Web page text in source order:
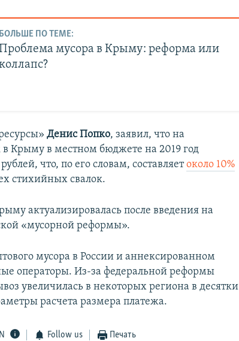
БОЛЬШЕ ПО ТЕМЕ:
мусора в Крыму: реформа или
Денис Попко, заявил, что на
Крыму в местном бюджете на 2019 год
что, по его словам, составляетоколо 10%
стихийных свалок.
актуализировалась после введения на
«мусорной реформы».
мусора в России и аннексированном
операторы. Из-за федеральной реформы
увеличилась в некоторых региона в десятки
расчета размера платежа.
Follow us Печать